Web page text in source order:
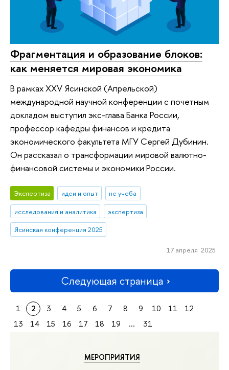
МЕРОПРИЯТИЯ
Фрагментация и образование блоков:
как меняется мировая экономика
В рамках XXV Ясинской (Апрельской)
международной научной конференции с почетным
докладом выступил экс-глава Банка России,
профессор кафедры финансов и кредита
экономического факультета МГУ Сергей Дубинин.
Он рассказал о трансформации мировой валютно-
финансовой системы и экономики России.
Экспертиза идеи и опыт
не учеба
исследования и аналитика
экспертиза
Ясинская конференция 2025
17 апреля 2025
Следующая страница
1 2 3 4 5 6 7 8 9 10 11
12
13
14 15 16 17 18 19 ... 31